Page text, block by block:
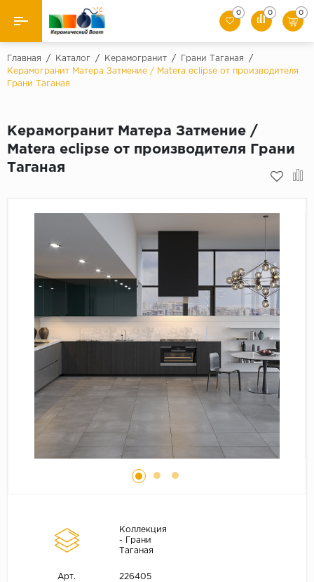
Назад
Производители
Керамогранит
Искусственный камень
Клинкер
0 0 0
Главная / Каталог / Керамогранит / Грани Таганая
/
Керамогранит Матера Затмение / Matera eclipse от производителя
Грани Таганая
Керамогранит Матера Затмение /
Matera eclipse от производителя Грани
Таганая
Коллекция
- Грани
Таганая
Арт. 226405